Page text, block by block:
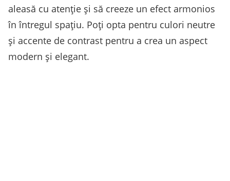
aleasă cu atenție și să creeze un efect armonios
în întregul spațiu. Poți opta pentru culori neutre
și accente de contrast pentru a crea un aspect
modern și elegant.